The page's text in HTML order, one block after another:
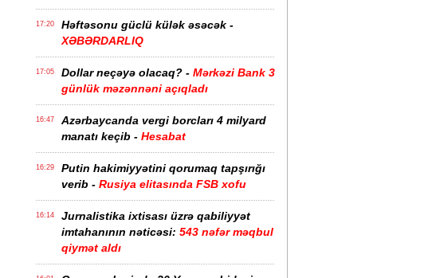
17:20
Həftəsonu güclü külək əsəcək -
XƏBƏRDARLIQ
17:05 Dollar neçəyə olacaq? - Mərkəzi Bank 3
günlük məzənnəni açıqladı
16:47
Azərbaycanda vergi borcları 4 milyard
manatı keçib - Hesabat
16:29
Putin hakimiyyətini qorumaq tapşırığı
verib - Rusiya elitasında FSB xofu
16:14
Jurnalistika ixtisası üzrə qabiliyyət
imtahanının nəticəsi: 543 nəfər məqbul
qiymət aldı